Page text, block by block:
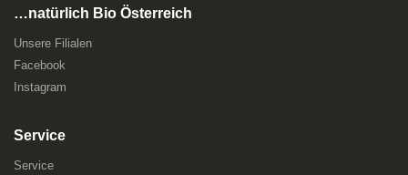
…natürlich Bio Österreich
Unsere Filialen
Facebook
Instagram
Service
Service